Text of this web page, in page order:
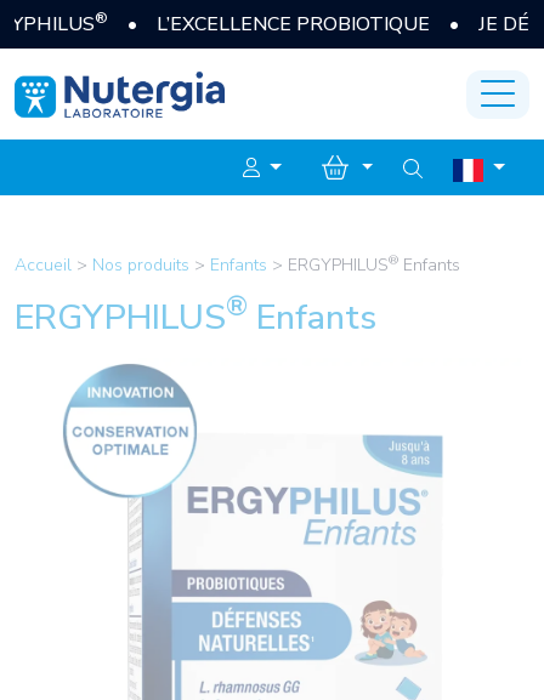
®• L’EXCELLENCE PROBIOTIQUE • JE DÉCOUVRE
Accueil > Nos produits > Enfants > ERGYPHILUS® Enfants
ERGYPHILUS® Enfants